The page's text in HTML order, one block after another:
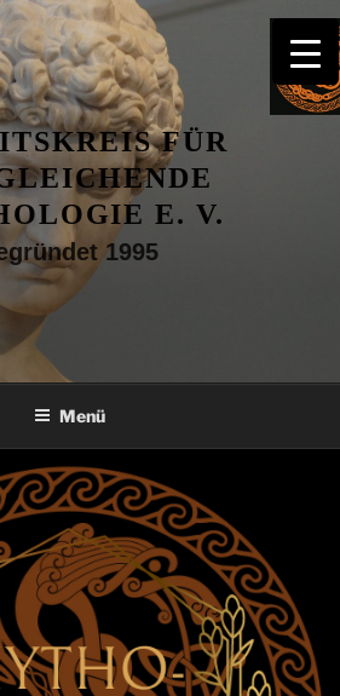
FÜR
E. V.
1995
Menü